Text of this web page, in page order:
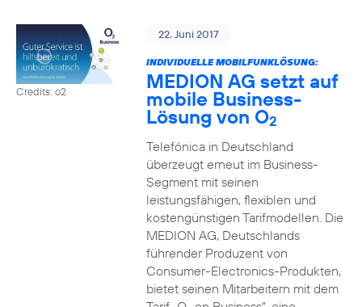
Credits: o2
22. Juni 2017
INDIVIDUELLE MOBILFUNKLÖSUNG:
MEDION AG setzt auf
mobile Business-
Lösung von O2
Telefónica in Deutschland
überzeugt erneut im Business-
Segment mit seinen
leistungsfähigen, flexiblen und
kostengünstigen Tarifmodellen. Die
MEDION AG, Deutschlands
führender Produzent von
Consumer-Electronics-Produkten,
bietet seinen Mitarbeitern mit dem